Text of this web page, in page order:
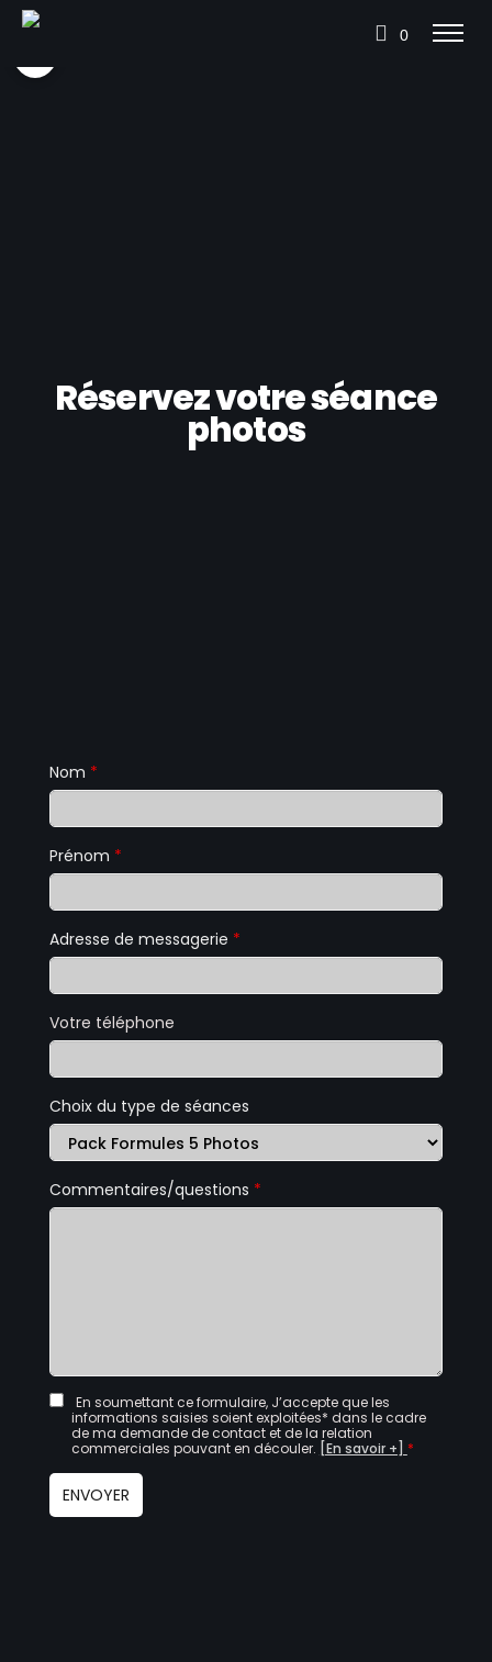
0
Réservez votre séance
photos
Nom *
Prénom *
Adresse de messagerie *
Votre téléphone
Choix du type de séances
Commentaires/questions *
En soumettant ce formulaire, J’accepte que les
informations saisies soient exploitées* dans le cadre
de ma demande de contact et de la relation
commerciales pouvant en découler. [En savoir +] *